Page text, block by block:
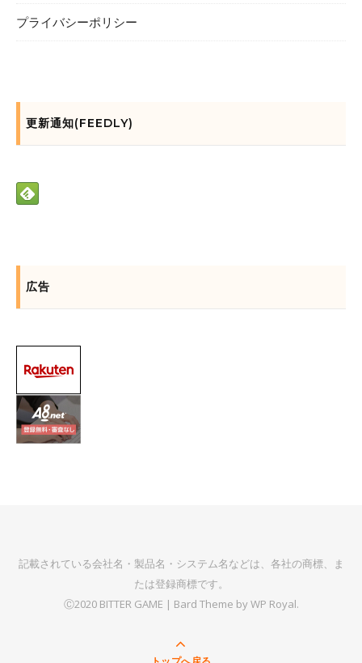
プライバシーポリシー
更新通知(FEEDLY)
広告
記載されている会社名・製品名・システム名などは、各社の商標、ま
たは登録商標です。
Ⓒ2020 BITTER GAME | Bard Theme byWP Royal.